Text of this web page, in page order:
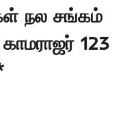
நல சங்கம்
123